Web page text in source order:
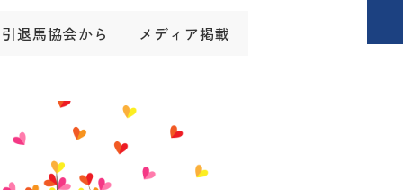
引退馬協会から メディア掲載